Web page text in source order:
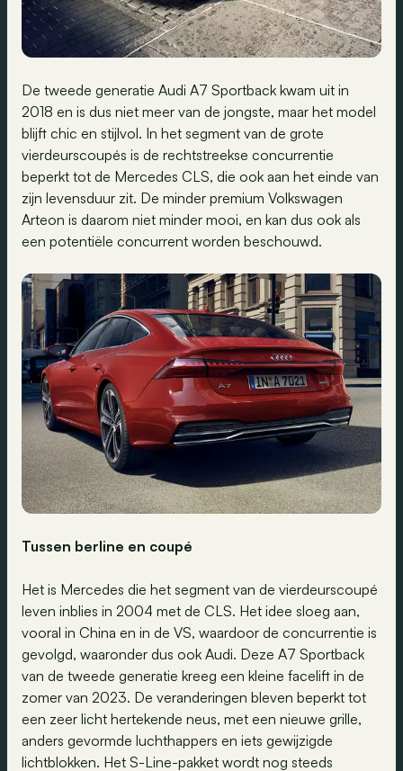
De tweede generatie Audi A7 Sportback kwam uit in
2018 en is dus niet meer van de jongste, maar het model
blijft chic en stijlvol. In het segment van de grote
vierdeurscoupés is de rechtstreekse concurrentie
beperkt tot de Mercedes CLS, die ook aan het einde van
zijn levensduur zit. De minder premium Volkswagen
Arteon is daarom niet minder mooi, en kan dus ook als
een potentiële concurrent worden beschouwd.
Tussen berline en coupé
Het is Mercedes die het segment van de vierdeurscoupé
leven inblies in 2004 met de CLS. Het idee sloeg aan,
vooral in China en in de VS, waardoor de concurrentie is
gevolgd, waaronder dus ook Audi. Deze A7 Sportback
van de tweede generatie kreeg een kleine facelift in de
zomer van 2023. De veranderingen bleven beperkt tot
een zeer licht hertekende neus, met een nieuwe grille,
anders gevormde luchthappers en iets gewijzigde
lichtblokken. Het S-Line-pakket wordt nog steeds